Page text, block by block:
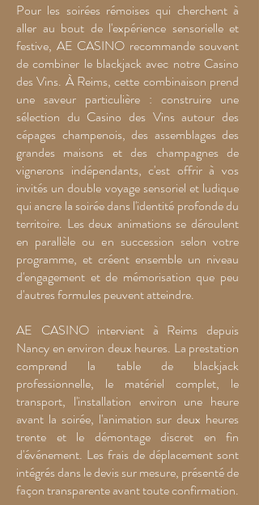
Pour les soirées rémoises qui cherchent à
aller au bout de l'expérience sensorielle et
festive, AE CASINO recommande souvent
de combiner le blackjack avec notre Casino
des Vins. À Reims, cette combinaison prend
une saveur particulière : construire une
sélection du Casino des Vins autour des
cépages champenois, des assemblages des
grandes maisons et des champagnes de
vignerons indépendants, c'est offrir à vos
invités un double voyage sensoriel et ludique
qui ancre la soirée dans l'identité profonde du
territoire. Les deux animations se déroulent
en parallèle ou en succession selon votre
programme, et créent ensemble un niveau
d'engagement et de mémorisation que peu
d'autres formules peuvent atteindre.
AE CASINO intervient à Reims depuis
Nancy en environ deux heures. La prestation
comprend la table de blackjack
professionnelle, le matériel complet, le
transport, l'installation environ une heure
avant la soirée, l'animation sur deux heures
trente et le démontage discret en fin
d'événement. Les frais de déplacement sont
intégrés dans le devis sur mesure, présenté de
façon transparente avant toute confirmation.